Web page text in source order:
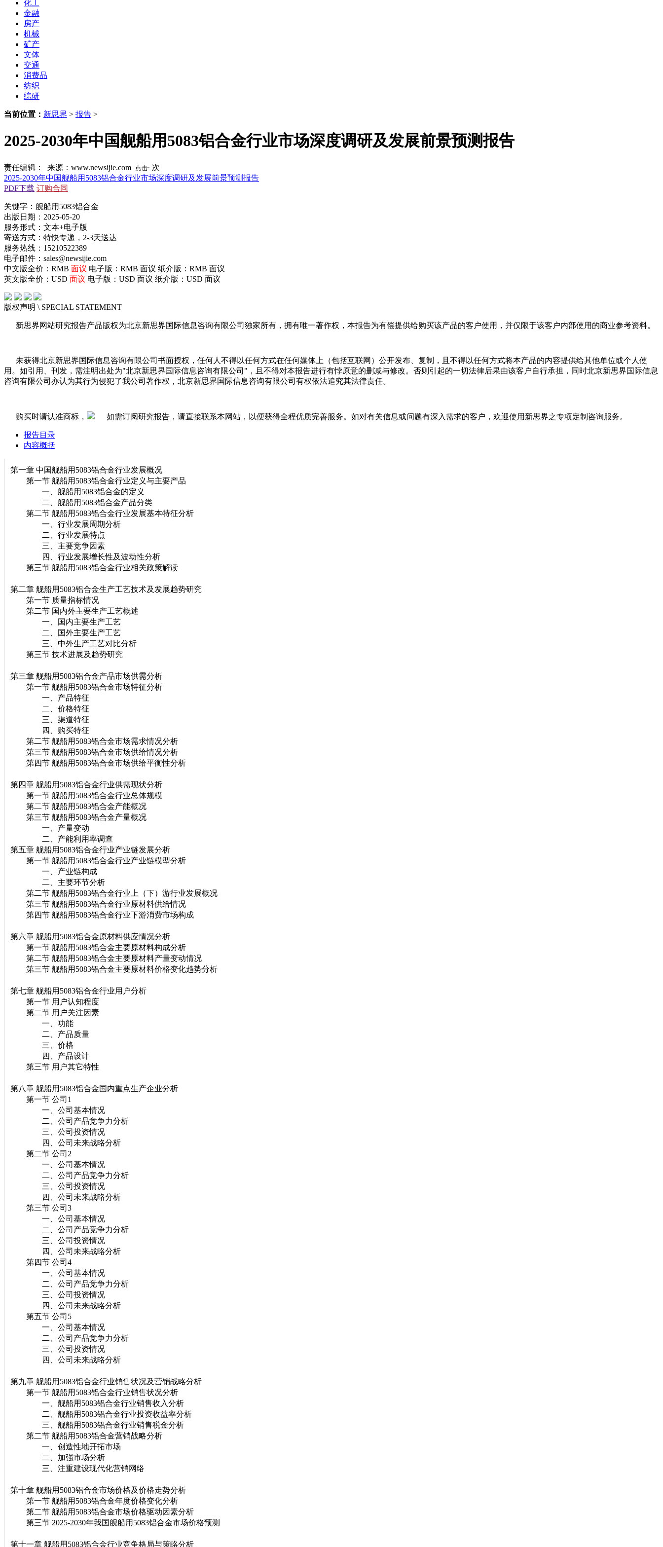
化工
金融
房产
机械
矿产
文体
交通
消费品
纺织
综研
当前位置： 新思界 > 报告 >
2025-2030年中国舰船用5083铝合金行业市场深度调研及发展前景预测报告
责任编辑： 来源：www.newsijie.com 点击: 次
2025-2030年中国舰船用5083铝合金行业市场深度调研及发展前景预测报告
PDF下载 订购合同
关键字：舰船用5083铝合金
出版日期：2025-05-20
服务形式：文本+电子版
寄送方式：特快专递，2-3天送达
服务热线：15210522389
电子邮件：sales@newsijie.com
中文版全价：RMB 面议 电子版：RMB 面议 纸介版：RMB 面议
英文版全价：USD 面议 电子版：USD 面议 纸介版：USD 面议
版权声明 \ SPECIAL STATEMENT
新思界网站研究报告产品版权为北京新思界国际信息咨询有限公司独家所有，拥有唯一著作权，本报告为有偿提供给购买该产品的客户使用，并仅限于该客户内部使用的商业参考资料。
未获得北京新思界国际信息咨询有限公司书面授权，任何人不得以任何方式在任何媒体上（包括互联网）公开发布、复制，且不得以任何方式将本产品的内容提供给其他单位或个人使
用。如引用、刊发，需注明出处为"北京新思界国际信息咨询有限公司"，且不得对本报告进行有悖原意的删减与修改。否则引起的一切法律后果由该客户自行承担，同时北京新思界国际信息
咨询有限公司亦认为其行为侵犯了我公司著作权，北京新思界国际信息咨询有限公司有权依法追究其法律责任。
购买时请认准商标， 如需订阅研究报告，请直接联系本网站，以便获得全程优质完善服务。如对有关信息或问题有深入需求的客户，欢迎使用新思界之专项定制咨询服务。
报告目录
内容概括
第一章 中国舰船用5083铝合金行业发展概况
第一节 舰船用5083铝合金行业定义与主要产品
一、舰船用5083铝合金的定义
二、舰船用5083铝合金产品分类
第二节 舰船用5083铝合金行业发展基本特征分析
一、行业发展周期分析
二、行业发展特点
三、主要竞争因素
四、行业发展增长性及波动性分析
第三节 舰船用5083铝合金行业相关政策解读
第二章 舰船用5083铝合金生产工艺技术及发展趋势研究
第一节 质量指标情况
第二节 国内外主要生产工艺概述
一、国内主要生产工艺
二、国外主要生产工艺
三、中外生产工艺对比分析
第三节 技术进展及趋势研究
第三章 舰船用5083铝合金产品市场供需分析
第一节 舰船用5083铝合金市场特征分析
一、产品特征
二、价格特征
三、渠道特征
四、购买特征
第二节 舰船用5083铝合金市场需求情况分析
第三节 舰船用5083铝合金市场供给情况分析
第四节 舰船用5083铝合金市场供给平衡性分析
第四章 舰船用5083铝合金行业供需现状分析
第一节 舰船用5083铝合金行业总体规模
第二节 舰船用5083铝合金产能概况
第三节 舰船用5083铝合金产量概况
一、产量变动
二、产能利用率调查
第五章 舰船用5083铝合金行业产业链发展分析
第一节 舰船用5083铝合金行业产业链模型分析
一、产业链构成
二、主要环节分析
第二节 舰船用5083铝合金行业上（下）游行业发展概况
第三节 舰船用5083铝合金行业原材料供给情况
第四节 舰船用5083铝合金行业下游消费市场构成
第六章 舰船用5083铝合金原材料供应情况分析
第一节 舰船用5083铝合金主要原材料构成分析
第二节 舰船用5083铝合金主要原材料产量变动情况
第三节 舰船用5083铝合金主要原材料价格变化趋势分析
第七章 舰船用5083铝合金行业用户分析
第一节 用户认知程度
第二节 用户关注因素
一、功能
二、产品质量
三、价格
四、产品设计
第三节 用户其它特性
第八章 舰船用5083铝合金国内重点生产企业分析
第一节 公司1
一、公司基本情况
二、公司产品竞争力分析
三、公司投资情况
四、公司未来战略分析
第二节 公司2
一、公司基本情况
二、公司产品竞争力分析
三、公司投资情况
四、公司未来战略分析
第三节 公司3
一、公司基本情况
二、公司产品竞争力分析
三、公司投资情况
四、公司未来战略分析
第四节 公司4
一、公司基本情况
二、公司产品竞争力分析
三、公司投资情况
四、公司未来战略分析
第五节 公司5
一、公司基本情况
二、公司产品竞争力分析
三、公司投资情况
四、公司未来战略分析
第九章 舰船用5083铝合金行业销售状况及营销战略分析
第一节 舰船用5083铝合金行业销售状况分析
一、舰船用5083铝合金行业销售收入分析
二、舰船用5083铝合金行业投资收益率分析
三、舰船用5083铝合金行业销售税金分析
第二节 舰船用5083铝合金营销战略分析
一、创造性地开拓市场
二、加强市场分析
三、注重建设现代化营销网络
第十章 舰船用5083铝合金市场价格及价格走势分析
第一节 舰船用5083铝合金年度价格变化分析
第二节 舰船用5083铝合金市场价格驱动因素分析
第三节 2025-2030年我国舰船用5083铝合金市场价格预测
第十一章 舰船用5083铝合金行业竞争格局与策略分析